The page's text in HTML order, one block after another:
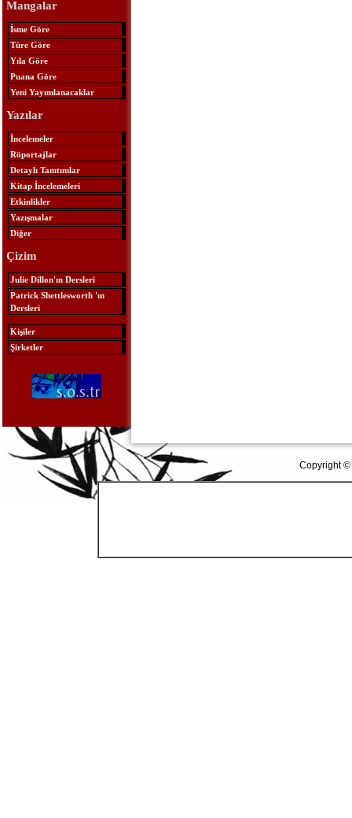
Mangalar
İsme Göre
Türe Göre
Yıla Göre
Puana Göre
Yeni Yayımlanacaklar
Yazılar
İncelemeler
Röportajlar
Detaylı Tanıtımlar
Kitap İncelemeleri
Etkinlikler
Yazışmalar
Diğer
Çizim
Julie Dillon'ın Dersleri
Patrick Shettlesworth 'ın
Dersleri
Kişiler
Şirketler
Copyright ©